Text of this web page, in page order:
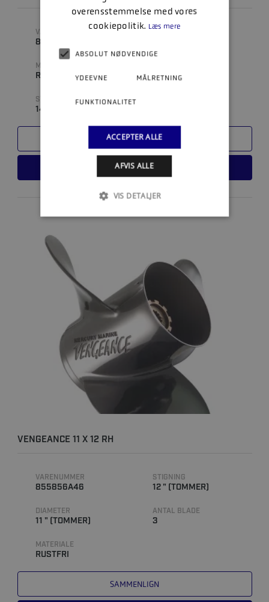
VARENUMMER
855860A46
MATERIALE
RUSTFRI 3
STIGNING
14
SAMMENLIGN
LÆS MERE
VENGEANCE 11 X 12 RH
VARENUMMER
855856A46
STIGNING
12 " (TOMMER)
DIAMETER
11 " (TOMMER)
ANTAL BLADE
3
MATERIALE
RUSTFRI
SAMMENLIGN
overensstemmelse med vores
cookiepolitik. Læs mere
ABSOLUT NØDVENDIGE
YDEEVNE MÅLRETNING
FUNKTIONALITET
ACCEPTER ALLE
AFVIS ALLE
VIS DETALJER